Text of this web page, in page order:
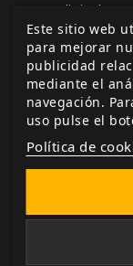
Metas digitales
en formato
digita asociada
Metas físicas:
incorporación
apoyo: Libro
aventura
más, también
Este sitio web
para mejorar
publicidad
mediante el
navegación.
uso pulse el
Política de